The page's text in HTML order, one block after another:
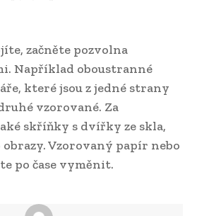
začněte pozvolna
Například oboustranné
které jsou z jedné strany
vzorované. Za
skříňky s dvířky ze skla,
Vzorovaný papír nebo
po čase vyměnit.